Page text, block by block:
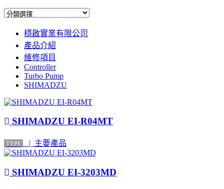
穩啟實業有限公司
產品介紹
維修項目
Controller
Turbo Pump
SHIMADZU
SHIMADZU EI-R04MT
TYPE | 主要產品
SHIMADZU EI-3203MD